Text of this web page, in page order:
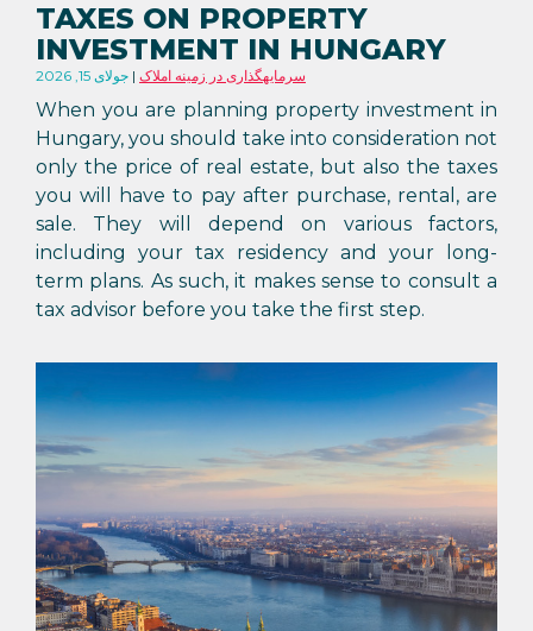
TAXES ON PROPERTY
INVESTMENT IN HUNGARY
جولای 15, 2026 سرمایهگذاری در زمینه املاک
When you are planning property investment in
Hungary, you should take into consideration not
only the price of real estate, but also the taxes
you will have to pay after purchase, rental, are
sale. They will depend on various factors,
including your tax residency and your long-
term plans. As such, it makes sense to consult a
tax advisor before you take the first step.